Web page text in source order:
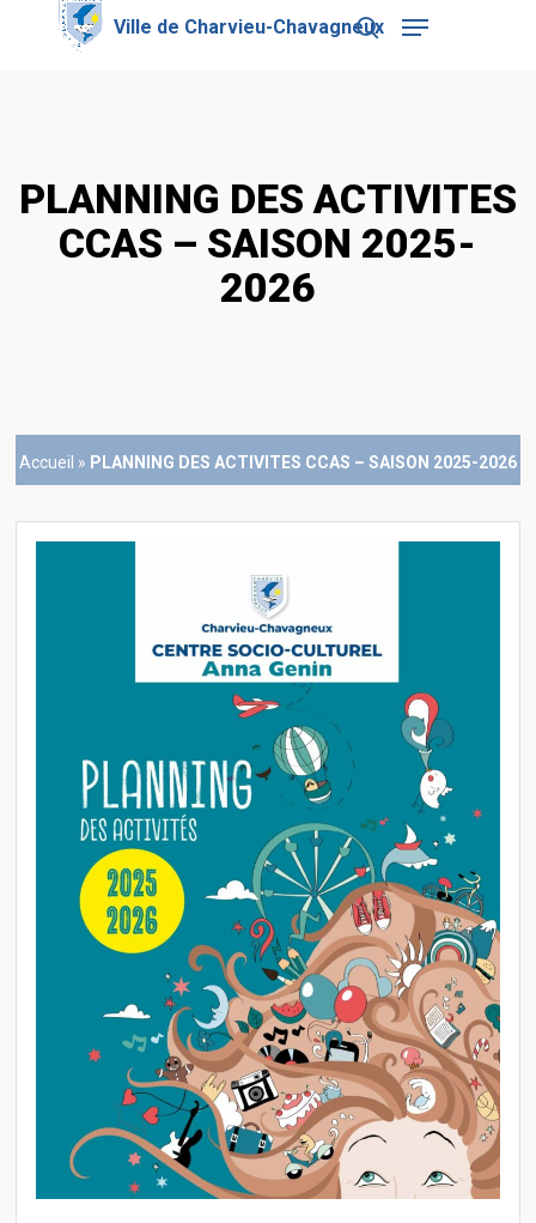
search
Menu
PLANNING DES ACTIVITES
CCAS – SAISON 2025-
2026
Accueil » PLANNING DES ACTIVITES CCAS – SAISON 2025-2026